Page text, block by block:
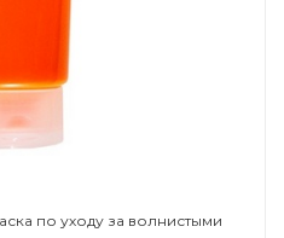
по уходу за волнистыми